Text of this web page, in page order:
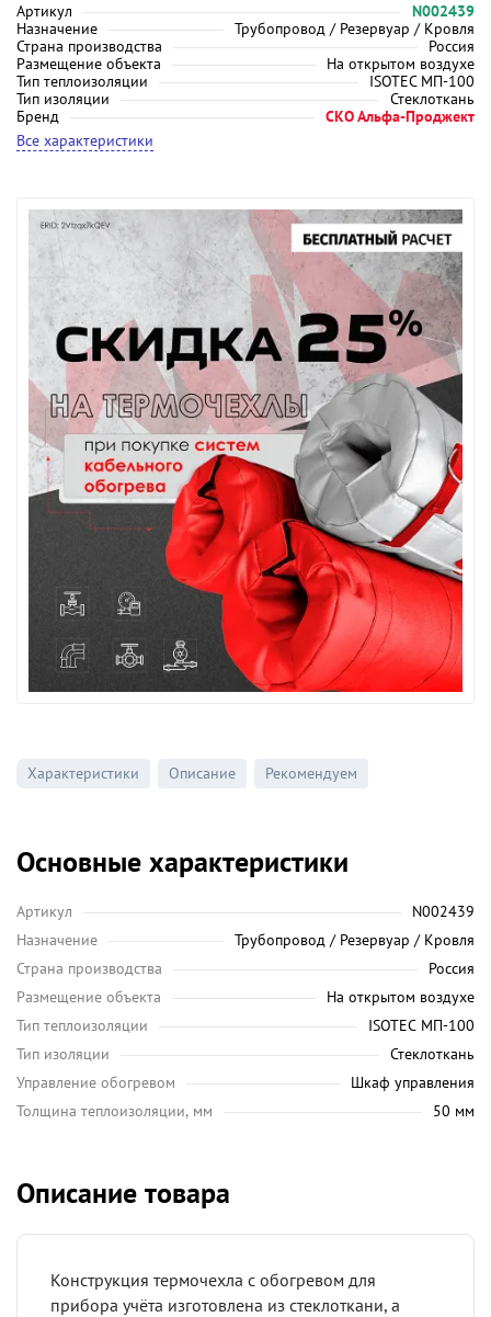
Артикул
N002439
Назначение
Трубопровод / Резервуар / Кровля
Страна производства
Россия
Размещение объекта
На открытом воздухе
Тип теплоизоляции
ISOTEC МП-100
Тип изоляции
Стеклоткань
Бренд
СКО Альфа-Проджект
Все характеристики
Характеристики Описание Рекомендуем
Основные характеристики
Артикул
N002439
Назначение
Трубопровод / Резервуар / Кровля
Страна производства
Россия
Размещение объекта
На открытом воздухе
Тип теплоизоляции
ISOTEC МП-100
Тип изоляции
Стеклоткань
Управление обогревом
Шкаф управления
Толщина теплоизоляции, мм
50 мм
Описание товара
Конструкция термочехла с обогревом для
прибора учёта изготовлена из стеклоткани, а